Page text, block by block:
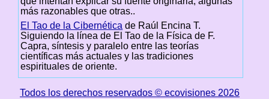
más razonables que otras..
El Tao de la Cibernética de Raúl Encina T.
Siguiendo la línea de El Tao de la Física de F.
Capra, síntesis y paralelo entre las teorías
científicas más actuales y las tradiciones
espirituales de oriente.
Todos los derechos reservados © ecovisiones 2026